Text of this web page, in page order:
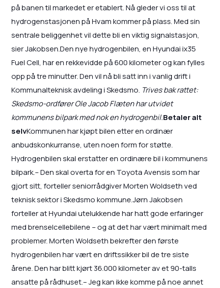
på banen til markedet er etablert. Nå gleder vi oss til at
hydrogenstasjonen på Hvam kommer på plass. Med sin
sentrale beliggenhet vil dette bli en viktig signalstasjon,
sier Jakobsen.Den nye hydrogenbilen, en Hyundai ix35
Fuel Cell, har en rekkevidde på 600 kilometer og kan fylles
opp på tre minutter. Den vil nå bli satt inn i vanlig drift i
Kommunalteknisk avdeling i Skedsmo. Trives bak rattet:
Skedsmo-ordfører Ole Jacob Flæten har utvidet
kommunens bilpark med nok en hydrogenbil.Betaler alt
selvKommunen har kjøpt bilen etter en ordinær
anbudskonkurranse, uten noen form for støtte.
Hydrogenbilen skal erstatter en ordinære bil i kommunens
bilpark.– Den skal overta for en Toyota Avensis som har
gjort sitt, forteller seniorrådgiver Morten Woldseth ved
teknisk sektor i Skedsmo kommune.Jørn Jakobsen
forteller at Hyundai utelukkende har hatt gode erfaringer
med brenselcellebilene – og at det har vært minimalt med
problemer. Morten Woldseth bekrefter den første
hydrogenbilen har vært en driftssikker bil de tre siste
årene. Den har blitt kjørt 36.000 kilometer av et 90-talls
ansatte på rådhuset.– Jeg kan ikke komme på noe annet